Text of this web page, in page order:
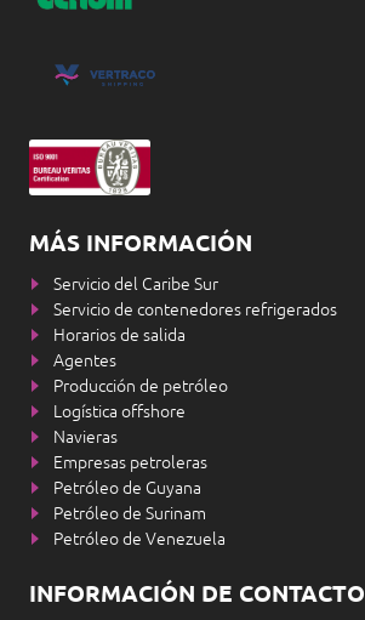
MÁS INFORMACIÓN
Servicio del Caribe Sur
Servicio de contenedores refrigerados
Horarios de salida
Agentes
Producción de petróleo
Logística offshore
Navieras
Empresas petroleras
Petróleo de Guyana
Petróleo de Surinam
Petróleo de Venezuela
INFORMACIÓN DE CONTACTO